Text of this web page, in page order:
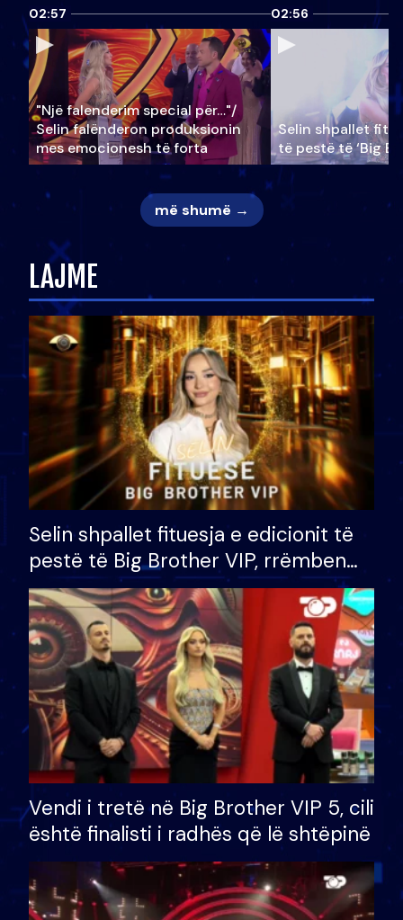
02:57
"Një falenderim special për…"/
Selin falënderon produksionin
mes emocionesh të forta
02:56
Selin shpallet
të pestë të ‘Big
më shumë →
LAJME
Selin shpallet fituesja e edicionit të
pestë të Big Brother VIP, rrëmben
çmimin e madh prej 100 mijë eurosh
Vendi i tretë në Big Brother VIP 5, cili
është finalisti i radhës që lë shtëpinë